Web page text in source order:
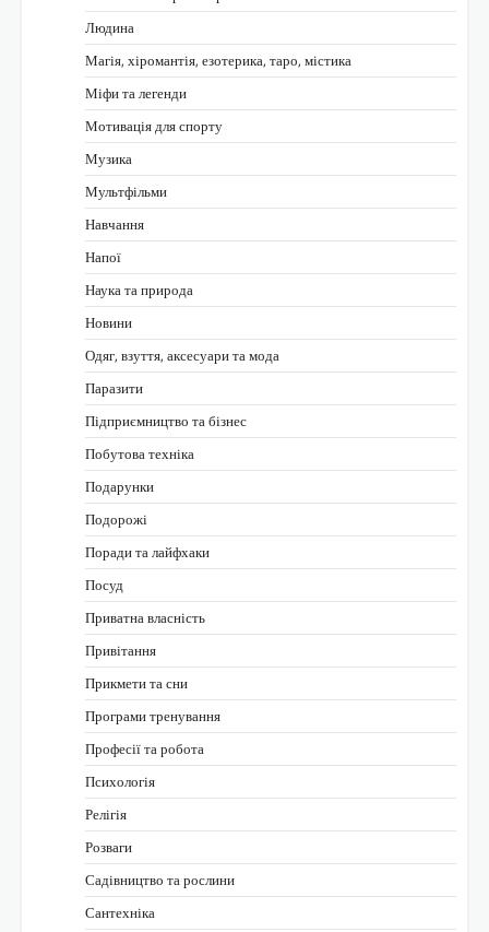
Людина
Магія, хіромантія, езотерика, таро, містика
Міфи та легенди
Мотивація для спорту
Музика
Мультфільми
Навчання
Напої
Наука та природа
Новини
Одяг, взуття, аксесуари та мода
Паразити
Підприємництво та бізнес
Побутова техніка
Подарунки
Подорожі
Поради та лайфхаки
Посуд
Приватна власність
Привітання
Прикмети та сни
Програми тренування
Професії та робота
Психологія
Релігія
Розваги
Садівництво та рослини
Сантехніка